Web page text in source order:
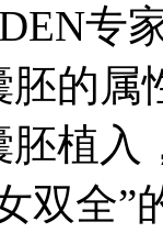
专
胚的
植入
双全”